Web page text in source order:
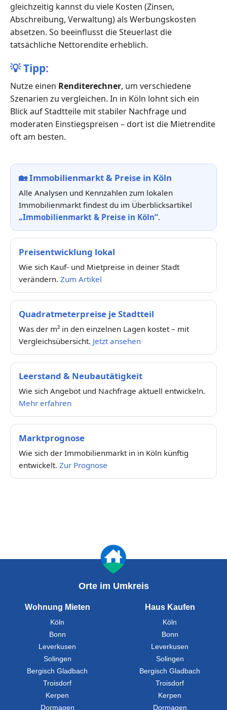
gleichzeitig kannst du viele Kosten (Zinsen,
Abschreibung, Verwaltung) als Werbungskosten
absetzen. So beeinflusst die Steuerlast die
tatsächliche Nettorendite erheblich.
💡Tipp:
Nutze einen Renditerechner, um verschiedene
Szenarien zu vergleichen. In in Köln lohnt sich ein
Blick auf Stadtteile mit stabiler Nachfrage und
moderaten Einstiegspreisen – dort ist die Mietrendite
oft am besten.
🏡Immobilienmarkt & Preise in Köln
Alle Analysen und Kennzahlen zum lokalen
Immobilienmarkt findest du im Überblicksartikel
„Immobilienmarkt & Preise in Köln“.
Preisentwicklung lokal
Wie sich Kauf- und Mietpreise in deiner Stadt
verändern. Zum Artikel
Quadratmeterpreise je Stadtteil
Was der m² in den einzelnen Lagen kostet – mit
Vergleichsübersicht. Jetzt ansehen
Leerstand & Neubautätigkeit
Wie sich Angebot und Nachfrage aktuell entwickeln.
Mehr erfahren
Marktprognose
Wie sich der Immobilienmarkt in in Köln künftig
entwickelt. Zur Prognose
Orte im Umkreis
Wohnung Mieten
Köln
Bonn
Leverkusen
Solingen
Bergisch Gladbach
Troisdorf
Kerpen
Dormagen
Haus Kaufen
Köln
Bonn
Leverkusen
Solingen
Bergisch Gladbach
Troisdorf
Kerpen
Dormagen